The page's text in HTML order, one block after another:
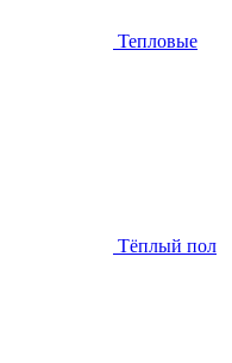
Тепловые
Тёплый пол